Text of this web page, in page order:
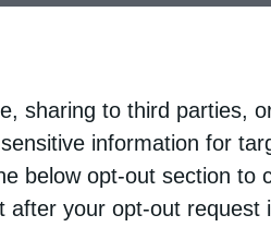
sharing to third parties,
information for
below opt-out section to
after your opt-out request
του νεόδμητου
του Τιμίου Προδρόμου
Φαρμακολυτρίας, στην